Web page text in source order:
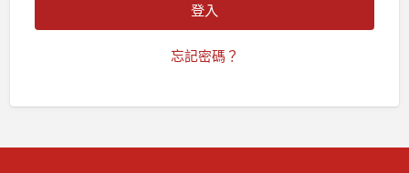
忘記密碼？